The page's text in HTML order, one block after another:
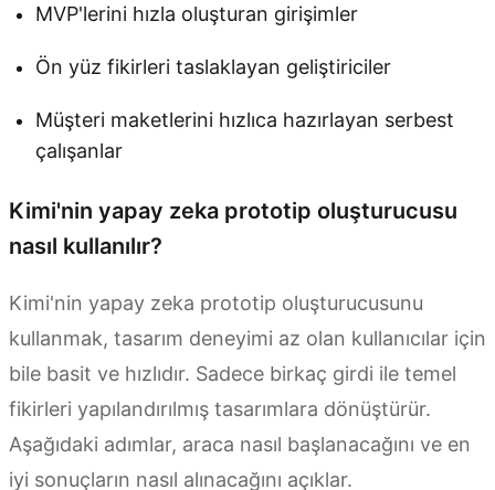
MVP'lerini hızla oluşturan girişimler
Ön yüz fikirleri taslaklayan geliştiriciler
Müşteri maketlerini hızlıca hazırlayan serbest
çalışanlar
Kimi'nin yapay zeka prototip oluşturucusu
nasıl kullanılır?
Kimi'nin yapay zeka prototip oluşturucusunu
kullanmak, tasarım deneyimi az olan kullanıcılar için
bile basit ve hızlıdır. Sadece birkaç girdi ile temel
fikirleri yapılandırılmış tasarımlara dönüştürür.
Aşağıdaki adımlar, araca nasıl başlanacağını ve en
iyi sonuçların nasıl alınacağını açıklar.